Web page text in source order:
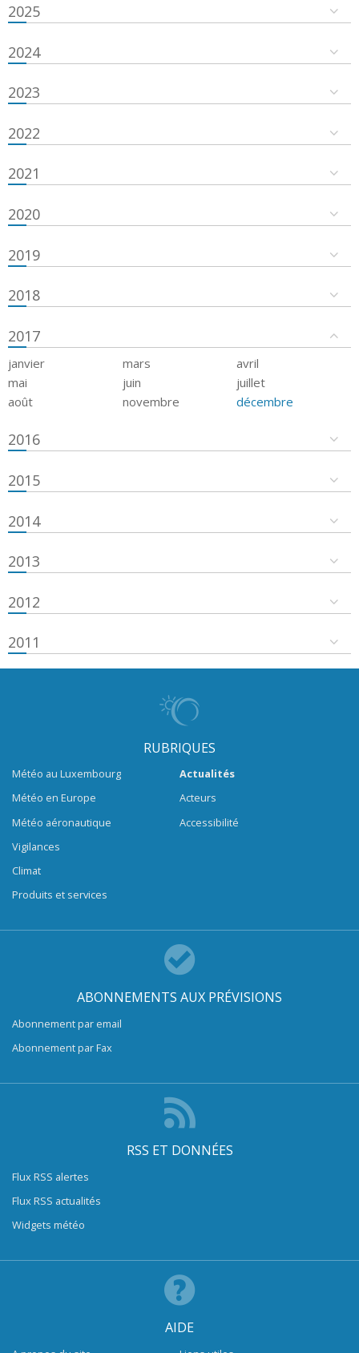
2025
2024
2023
2022
2021
2020
2019
2018
2017
janvier mars
avril
mai
juin
juillet
août
novembre décembre
2016
2015
2014
2013
2012
2011
RUBRIQUES
Météo au Luxembourg
Météo en Europe
Météo aéronautique
Vigilances
Climat
Produits et services
Actualités
Acteurs
Accessibilité
ABONNEMENTS AUX PRÉVISIONS
Abonnement par email
Abonnement par Fax
RSS ET DONNÉES
Flux RSS alertes
Flux RSS actualités
Widgets météo
AIDE